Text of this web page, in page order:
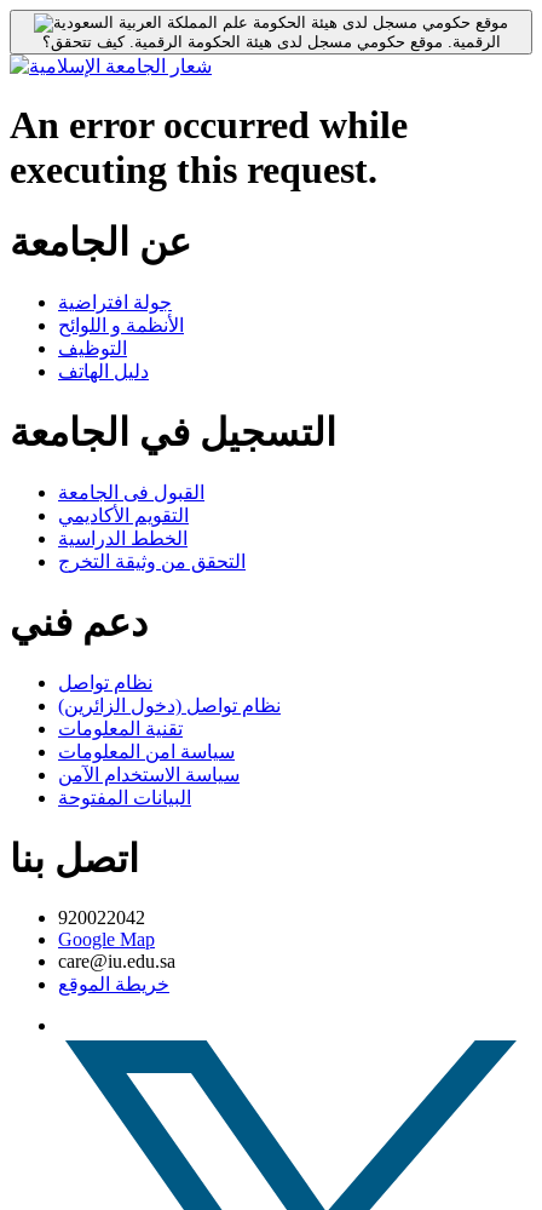
موقع حكومي مسجل لدى هيئة الحكومة
الرقمية. موقع حكومي مسجل لدى هيئة الحكومة الرقمية.كيف تتحقق؟
An error occurred while
executing this request.
عن الجامعة
جولة افتراضية
الأنظمة و اللوائح
التوظيف
دليل الهاتف
التسجيل في الجامعة
القبول فى الجامعة
التقويم الأكاديمي
الخطط الدراسية
التحقق من وثيقة التخرج
دعم فني
نظام تواصل
نظام تواصل (دخول الزائرين)
تقنية المعلومات
سياسة امن المعلومات
سياسة الاستخدام الآمن
البيانات المفتوحة
اتصل بنا
920022042
Google Map
care@iu.edu.sa
خريطة الموقع